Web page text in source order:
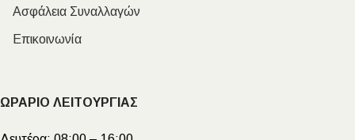
Ασφάλεια Συναλλαγών
Επικοινωνία
ΩΡΑΡΙΟ ΛΕΙΤΟΥΡΓΙΑΣ